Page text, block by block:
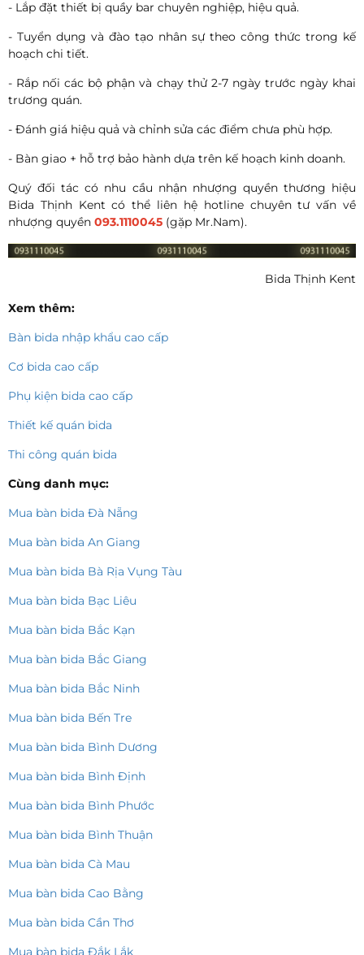
- Lắp đặt thiết bị quầy bar chuyên nghiệp, hiệu quả.
- Tuyển dụng và đào tạo nhân sự theo công thức trong kế
hoạch chi tiết.
- Rắp nối các bộ phận và chạy thử 2-7 ngày trước ngày khai
trương quán.
- Đánh giá hiệu quả và chỉnh sửa các điểm chưa phù hợp.
- Bàn giao + hỗ trợ bảo hành dựa trên kế hoạch kinh doanh.
Quý đối tác có nhu cầu nhận nhượng quyền thương hiệu
Bida Thịnh Kent có thể liên hệ hotline chuyên tư vấn về
nhượng quyền 093.1110045 (gặp Mr.Nam).
Bida Thịnh Kent
Xem thêm:
Bàn bida nhập khẩu cao cấp
Cơ bida cao cấp
Phụ kiện bida cao cấp
Thiết kế quán bida
Thi công quán bida
Cùng danh mục:
Mua bàn bida Đà Nẵng
Mua bàn bida An Giang
Mua bàn bida Bà Rịa Vụng Tàu
Mua bàn bida Bạc Liêu
Mua bàn bida Bắc Kạn
Mua bàn bida Bắc Giang
Mua bàn bida Bắc Ninh
Mua bàn bida Bến Tre
Mua bàn bida Bình Dương
Mua bàn bida Bình Định
Mua bàn bida Bình Phước
Mua bàn bida Bình Thuận
Mua bàn bida Cà Mau
Mua bàn bida Cao Bằng
Mua bàn bida Cần Thơ
Mua bàn bida Đắk Lắk